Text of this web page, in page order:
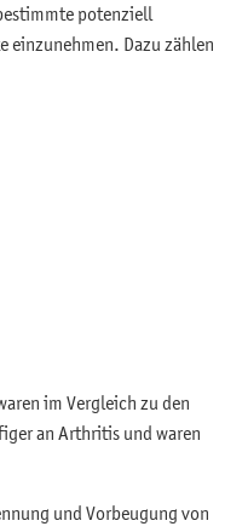
potenziell
einzunehmen. Dazu zählen
im Vergleich zu den
an Arthritis und waren
und Vorbeugung von